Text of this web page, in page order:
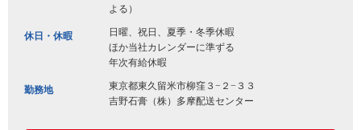
よる）
休日・休暇
日曜、祝日、夏季・冬季休暇
ほか当社カレンダーに準ずる
年次有給休暇
勤務地
東京都東久留米市柳窪３−２−３３
吉野石膏（株）多摩配送センター